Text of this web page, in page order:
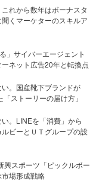
これから数年はボーナスタ
くマーケターのスキルア
」サイバーエージェント
ネット広告20年と転換点
。国産靴下ブランドが
ストーリーの届け方」
。LINEを「消費」から
ルビーとＵＴグループの設
興スポーツ「ピックルボー
場形成戦略